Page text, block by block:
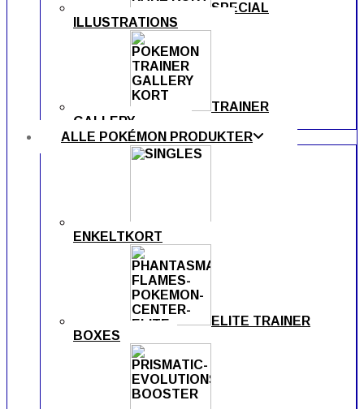
SPECIAL
ILLUSTRATIONS
TRAINER
GALLERY
ALLE POKÉMON PRODUKTER
ENKELTKORT
ELITE TRAINER
BOXES